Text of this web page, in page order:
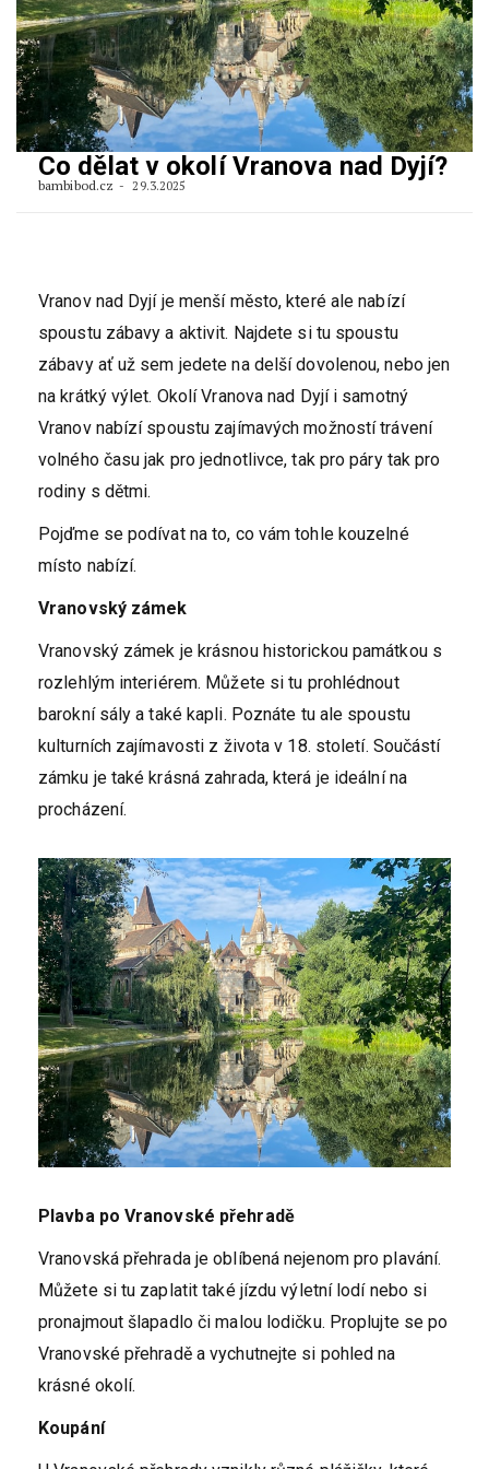
Co dělat v okolí Vranova nad Dyjí?
bambibod.cz 29.3.2025
Vranov nad Dyjí je menší město, které ale nabízí
spoustu zábavy a aktivit. Najdete si tu spoustu
zábavy ať už sem jedete na delší dovolenou, nebo jen
na krátký výlet. Okolí Vranova nad Dyjí i samotný
Vranov nabízí spoustu zajímavých možností trávení
volného času jak pro jednotlivce, tak pro páry tak pro
rodiny s dětmi.
Pojďme se podívat na to, co vám tohle kouzelné
místo nabízí.
Vranovský zámek
Vranovský zámek je krásnou historickou památkou s
rozlehlým interiérem. Můžete si tu prohlédnout
barokní sály a také kapli. Poznáte tu ale spoustu
kulturních zajímavosti z života v 18. století. Součástí
zámku je také krásná zahrada, která je ideální na
procházení.
Plavba po Vranovské přehradě
Vranovská přehrada je oblíbená nejenom pro plavání.
Můžete si tu zaplatit také jízdu výletní lodí nebo si
pronajmout šlapadlo či malou lodičku. Proplujte se po
Vranovské přehradě a vychutnejte si pohled na
krásné okolí.
Koupání